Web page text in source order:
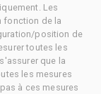
Les
fonction de la
position de
toutes les
que la
les mesures
à ces mesures